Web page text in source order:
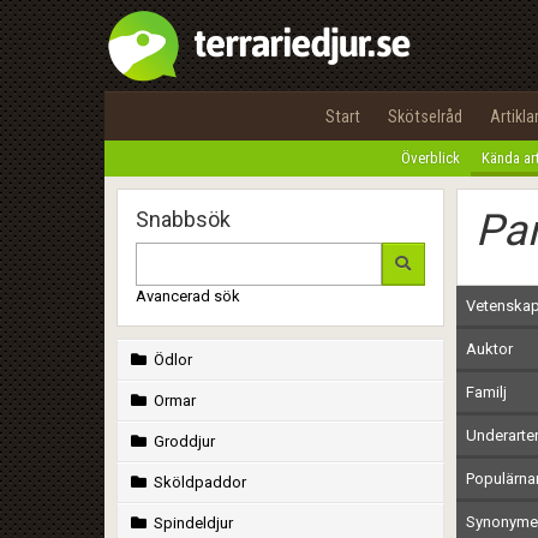
Start Skötselråd Artiklar
Överblick Kända
Snabbsök
Avancerad sök
Ödlor
Ormar
Groddjur
Sköldpaddor
Spindeldjur
Auktor
Familj
Underarter